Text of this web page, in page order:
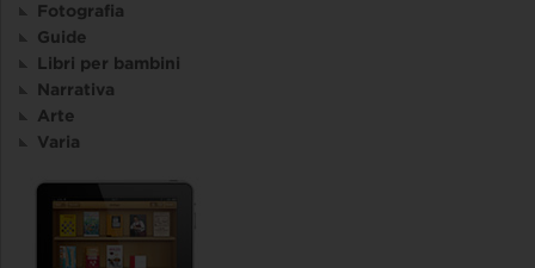
Fotografia
Guide
Libri per bambini
Narrativa
Arte
Varia